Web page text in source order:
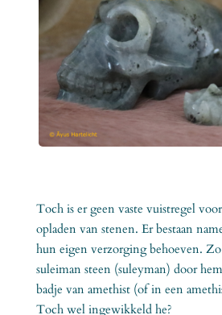
Toch is er geen vaste vuistregel
opladen van stenen. Er bestaan
hun eigen verzorging behoeven.
suleiman steen (suleyman) door
badje van amethist (of in een
Toch wel ingewikkeld he?